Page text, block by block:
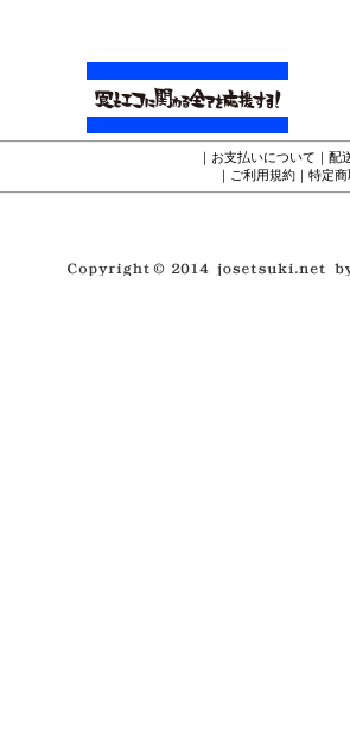
｜ お支払いについて ｜ 配
｜ ご利用規約 ｜ 特定